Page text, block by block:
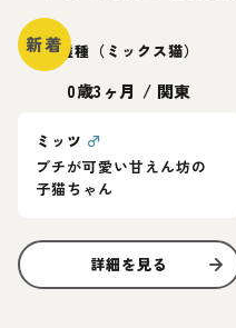
新着雑種（ミックス猫）
0歳3ヶ月 / 関東
ミッツ ♂
ブチが可愛い甘えん坊の
子猫ちゃん
詳細を見る